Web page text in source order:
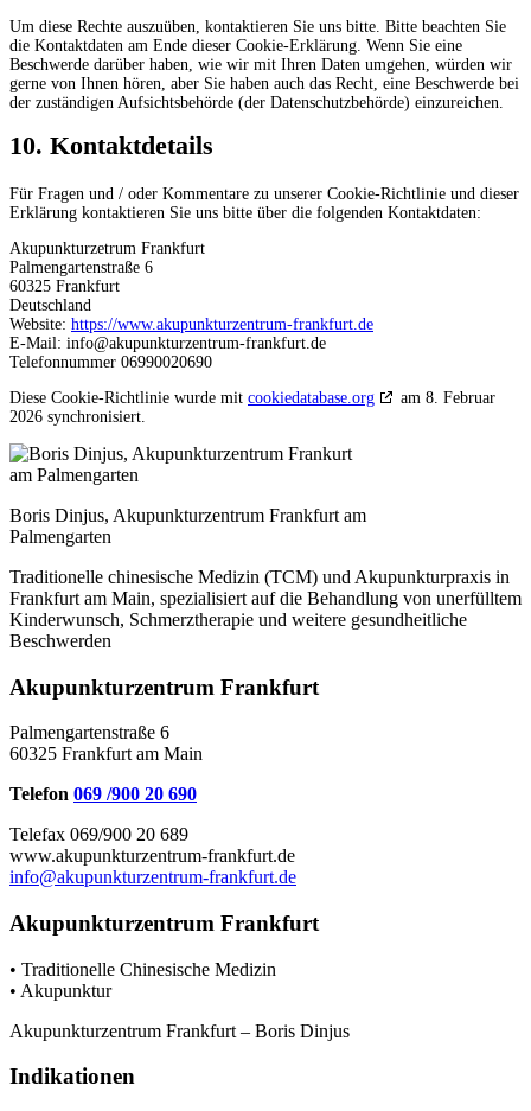
Um diese Rechte auszuüben, kontaktieren Sie uns bitte. Bitte beachten Sie
die Kontaktdaten am Ende dieser Cookie-Erklärung. Wenn Sie eine
Beschwerde darüber haben, wie wir mit Ihren Daten umgehen, würden wir
gerne von Ihnen hören, aber Sie haben auch das Recht, eine Beschwerde bei
der zuständigen Aufsichtsbehörde (der Datenschutzbehörde) einzureichen.
10. Kontaktdetails
Für Fragen und / oder Kommentare zu unserer Cookie-Richtlinie und dieser
Erklärung kontaktieren Sie uns bitte über die folgenden Kontaktdaten:
Akupunkturzetrum Frankfurt
Palmengartenstraße 6
60325 Frankfurt
Deutschland
Website: https://www.akupunkturzentrum-frankfurt.de
E-Mail: info@akupunkturzentrum-frankfurt.de
Telefonnummer 06990020690
Diese Cookie-Richtlinie wurde mit cookiedatabase.org
am 8. Februar
2026 synchronisiert.
Boris Dinjus, Akupunkturzentrum Frankfurt am
Palmengarten
Traditionelle chinesische Medizin (TCM) und Akupunkturpraxis in
Frankfurt am Main, spezialisiert auf die Behandlung von unerfülltem
Kinderwunsch, Schmerztherapie und weitere gesundheitliche
Beschwerden
Akupunkturzentrum Frankfurt
Palmengartenstraße 6
60325 Frankfurt am Main
Telefon 069 /900 20 690
Telefax 069/900 20 689
www.akupunkturzentrum-frankfurt.de
info@akupunkturzentrum-frankfurt.de
Akupunkturzentrum Frankfurt
• Traditionelle Chinesische Medizin
• Akupunktur
Akupunkturzentrum Frankfurt – Boris Dinjus
Indikationen